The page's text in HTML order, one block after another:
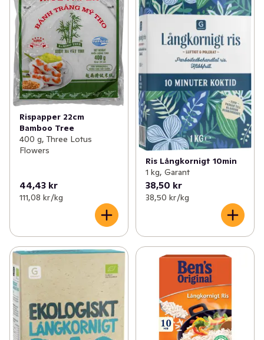
Rispapper 22cm
Bamboo Tree
400 g, Three Lotus
Flowers
44,43 kr
111,08 kr /kg
Ris Långkornigt 10min
1 kg, Garant
38,50 kr
38,50 kr /kg